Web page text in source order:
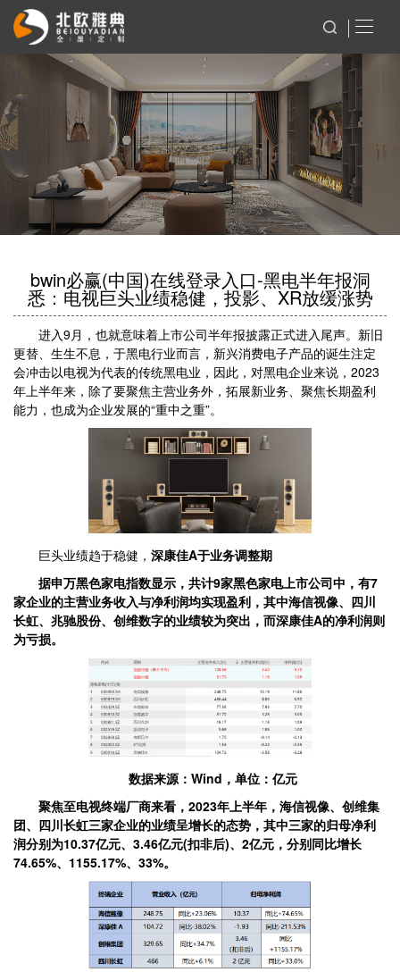
bwin必赢(中国)在线登录入口-黑电半年报洞
悉：电视巨头业绩稳健，投影、XR放缓涨势
进入9月，也就意味着上市公司半年报披露正式进入尾声。新旧
更替、生生不息，于黑电行业而言，新兴消费电子产品的诞生注定
会冲击以电视为代表的传统黑电业，因此，对黑电企业来说，2023
年上半年来，除了要聚焦主营业务外，拓展新业务、聚焦长期盈利
能力，也成为企业发展的“重中之重”。
巨头业绩趋于稳健， 深康佳A于业务调整期
据申万黑色家电指数显示，共计9家黑色家电上市公司中，有7
家企业的主营业务收入与净利润均实现盈利，其中海信视像、四川
长虹、兆驰股份、创维数字的业绩较为突出，而深康佳A的净利润则
为亏损。
数据来源：Wind，单位：亿元
聚焦至电视终端厂商来看，2023年上半年，海信视像、创维集
团、四川长虹三家企业的业绩呈增长的态势，其中三家的归母净利
润分别为10.37亿元、3.46亿元(扣非后)、2亿元，分别同比增长
74.65%、1155.17%、33%。